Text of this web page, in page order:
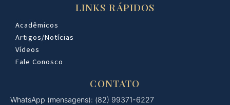
LINKS RÁPIDOS
Acadêmicos
Artigos/Notícias
Vídeos
Fale Conosco
CONTATO
WhatsApp (mensagens): (82) 99371-6227